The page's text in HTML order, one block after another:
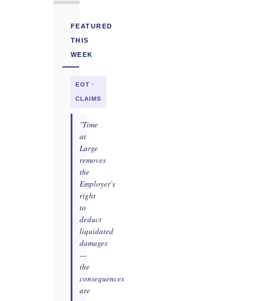
FEATURED
THIS
WEEK
EOT ·
CLAIMS
"Time
at
Large
removes
the
Employer's
right
to
deduct
liquidated
damages
—
the
consequences
are